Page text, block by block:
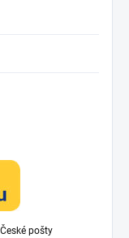
pošty